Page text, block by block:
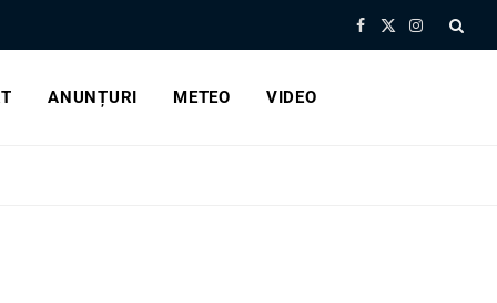
Facebook
X
Instagram
ANUNȚURI METEO VIDEO